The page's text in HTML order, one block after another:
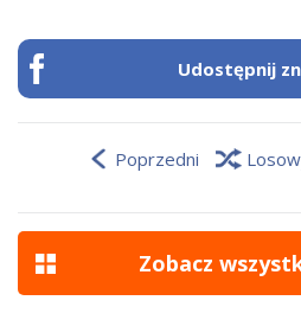
Udostępnij
Poprzedni
Zobacz